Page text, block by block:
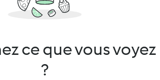
ce que vous voyez
?